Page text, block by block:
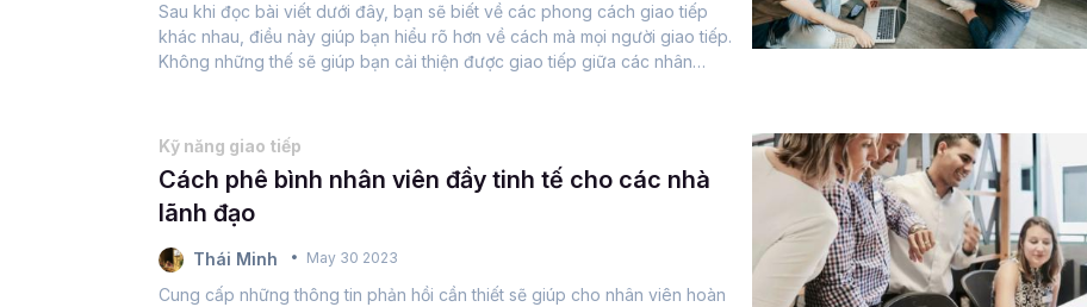
Sau khi đọc bài viết dưới đây, bạn sẽ biết về các phong cách giao tiếp
khác nhau, điều này giúp bạn hiểu rõ hơn về cách mà mọi người giao tiếp.
Không những thế sẽ giúp bạn cải thiện được giao tiếp giữa các nhân
Kỹ năng giao tiếp
Cách phê bình nhân viên đầy tinh tế cho các nhà
lãnh đạo
Thái Minh May 30 2023
Cung cấp những thông tin phản hồi cần thiết sẽ giúp cho nhân viên hoàn